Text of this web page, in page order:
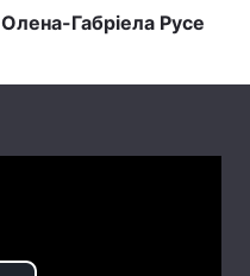
Лайт
Олена-Габріела Русе